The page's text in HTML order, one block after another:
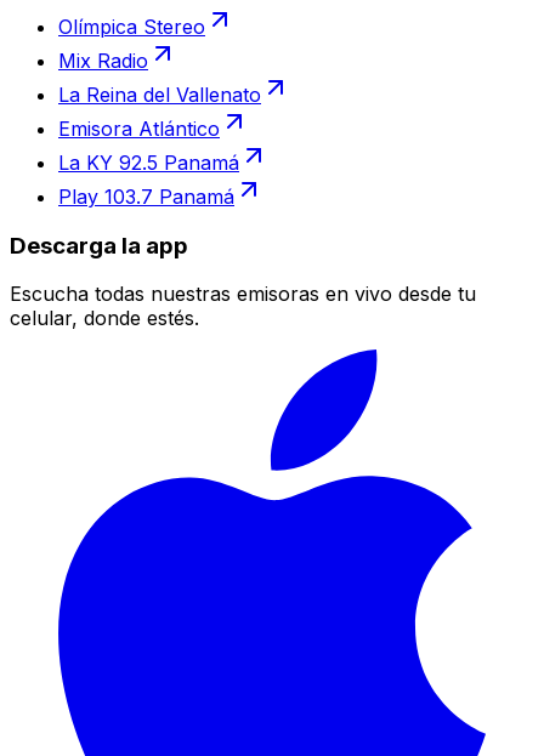
Olímpica Stereo
Mix Radio
La Reina del Vallenato
Emisora Atlántico
La KY 92.5 Panamá
Play 103.7 Panamá
Descarga la app
Escucha todas nuestras emisoras en vivo desde tu
celular, donde estés.